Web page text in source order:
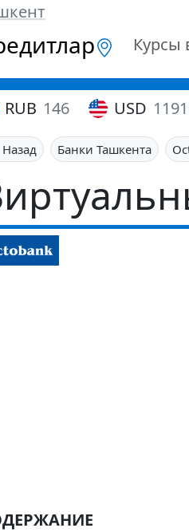
Курсы
RUB 146 USD
Назад Банки Ташкента